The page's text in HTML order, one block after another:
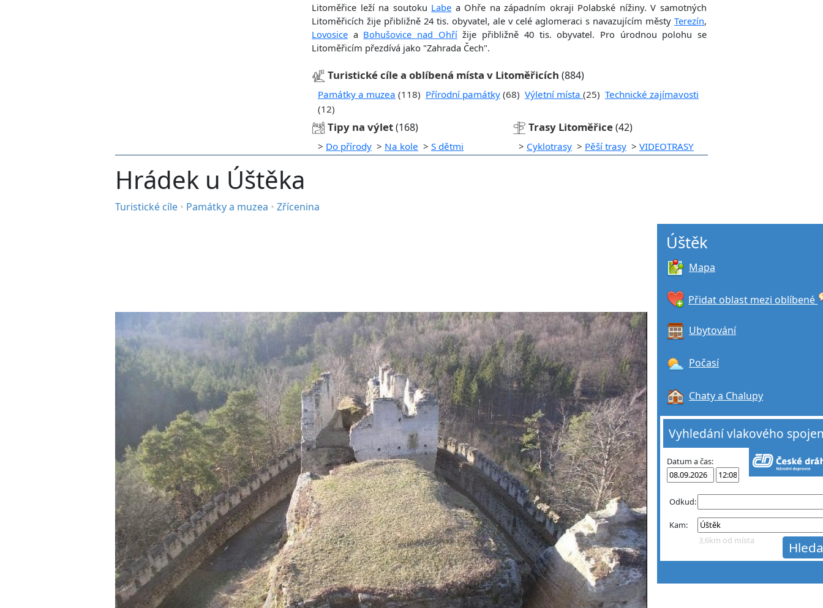
Litoměřice leží na soutoku Labe a Ohře na západním okraji Polabské nížiny. V samotných
Litoměřicích žije přibližně 24 tis. obyvatel, ale v celé aglomeraci s navazujícím městy Terezín,
Lovosice a Bohušovice nad Ohřížije přibližně 40 tis. obyvatel. Pro úrodnou polohu se
Litoměřicím přezdívá jako "Zahrada Čech".
Turistické cíle a oblíbená místa v Litoměřicích (884)
Památky a muzea (118) Přírodní památky (68) Výletní místa (25) Technické zajímavosti
(12)
Tipy na výlet(168) Trasy Litoměřice(42)
> Do přírody > Na kole > S dětmi > Cyklotrasy > Pěší trasy > VIDEOTRASY
Hrádek u Úštěka
Turistické cíle • Památky a muzea • Zřícenina
Úštěk
Mapa
Přidat oblast mezi oblíbené
Ubytování
Počasí
Chaty a Chalupy
Vyhledání vlakového
Datum a čas:
Odkud:
Kam:
3,6km od místa